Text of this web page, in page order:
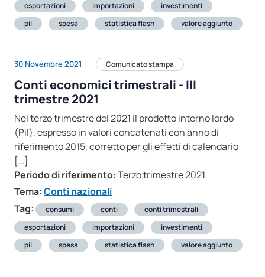
esportazioni
importazioni
investimenti
pil
spesa statistica flash valore aggiunto
30 Novembre 2021 Comunicato stampa
Conti economici trimestrali - III
trimestre 2021
Nel terzo trimestre del 2021 il prodotto interno lordo
(Pil), espresso in valori concatenati con anno di
riferimento 2015, corretto per gli effetti di calendario
[…]
Periodo di riferimento:Terzo trimestre 2021
Tema:Conti nazionali
Tag:
consumi conti
conti trimestrali
esportazioni
importazioni
investimenti
pil
spesa statistica flash valore aggiunto